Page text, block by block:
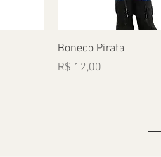
Visualização
Boneco Pirata
Preço
R$ 12,00